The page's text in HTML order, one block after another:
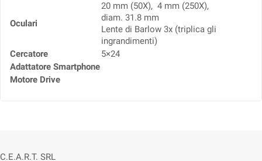
Oculari
20 mm (50X), 4 mm (250X),
diam. 31.8 mm
Lente di Barlow 3x (triplica gli
ingrandimenti)
Cercatore
5×24
Adattatore Smartphone
Motore Drive
C.E.A.R.T. SRL